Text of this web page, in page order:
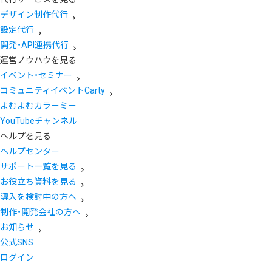
デザイン制作代行
設定代行
開発・API連携代行
運営ノウハウを見る
イベント・セミナー
コミュニティイベントCarty
よむよむカラーミー
YouTubeチャンネル
ヘルプを見る
ヘルプセンター
サポート一覧を見る
お役立ち資料を見る
導入を検討中の方へ
制作・開発会社の方へ
お知らせ
公式SNS
ログイン